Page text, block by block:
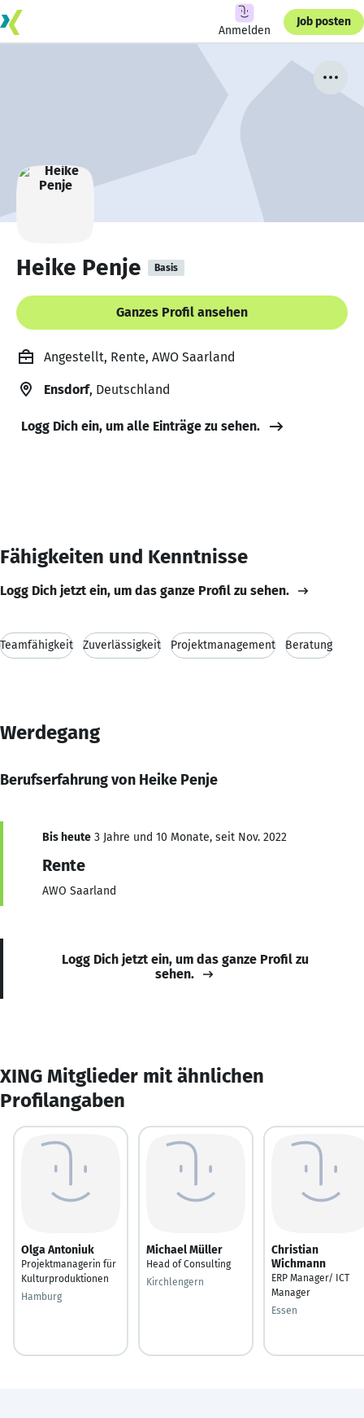
Anmelden
Job posten
Heike Penje Basis
Ganzes Profil ansehen
Angestellt, Rente, AWO Saarland
Ensdorf, Deutschland
Logg Dich ein, um alle Einträge zu sehen.
Fähigkeiten und Kenntnisse
Logg Dich jetzt ein, um das ganze Profil zu sehen.
Teamfähigkeit Zuverlässigkeit Projektmanagement Beratung
Werdegang
Berufserfahrung von Heike Penje
Bis heute 3 Jahre und 10 Monate, seit Nov. 2022
Rente
AWO Saarland
Logg Dich jetzt ein, um das ganze Profil zu
sehen.
XING Mitglieder mit ähnlichen
Profilangaben
Olga Antoniuk
Projektmanagerin für
Kulturproduktionen
Hamburg
Michael Müller
Head of Consulting
Kirchlengern
Christian
Wichmann
ERP Manager/ ICT
Manager
Essen